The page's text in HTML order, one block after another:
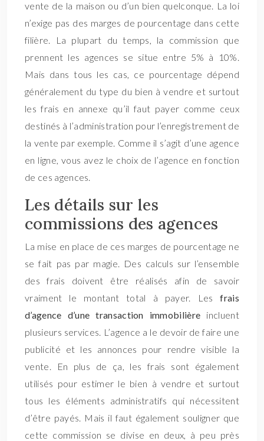
vente de la maison ou d’un bien quelconque. La loi
n’exige pas des marges de pourcentage dans cette
filière. La plupart du temps, la commission que
prennent les agences se situe entre 5% à 10%.
Mais dans tous les cas, ce pourcentage dépend
généralement du type du bien à vendre et surtout
les frais en annexe qu’il faut payer comme ceux
destinés à l’administration pour l’enregistrement de
la vente par exemple. Comme il s’agit d’une agence
en ligne, vous avez le choix de l’agence en fonction
de ces agences.
Les détails sur les
commissions des agences
La mise en place de ces marges de pourcentage ne
se fait pas par magie. Des calculs sur l’ensemble
des frais doivent être réalisés afin de savoir
vraiment le montant total à payer. Lesfrais
d’agence d’une transaction immobilière incluent
plusieurs services. L’agence a le devoir de faire une
publicité et les annonces pour rendre visible la
vente. En plus de ça, les frais sont également
utilisés pour estimer le bien à vendre et surtout
tous les éléments administratifs qui nécessitent
d’être payés. Mais il faut également souligner que
cette commission se divise en deux, à peu près